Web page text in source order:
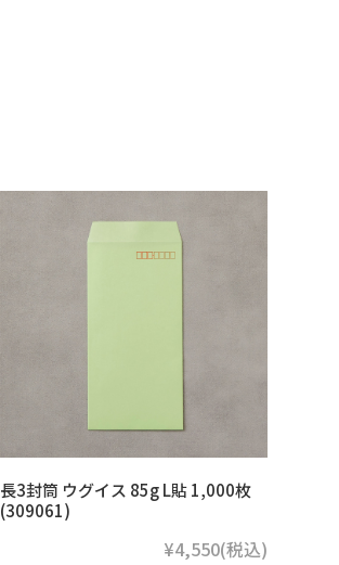
長3封筒 ウグイス 85g L貼 1,000枚
(309061)
¥4,550(税込)